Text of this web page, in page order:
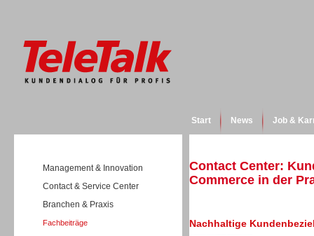
Start News Job &
Management & Innovation
Contact & Service Center
Branchen & Praxis
Fachbeiträge
Contact Center:
Commerce in der
Nachhaltige